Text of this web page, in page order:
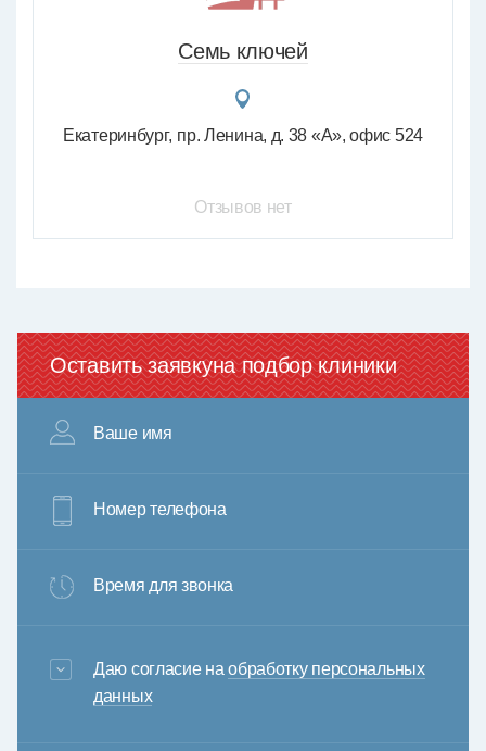
Семь ключей
Екатеринбург пр. Ленина, д. 38 «А», офис 524
Отзывов нет
Оставить заявкуна подбор клиники
Ваше имя
Номер телефона
Время для звонка
3+6=
Даю согласие наобработку персональных
данных